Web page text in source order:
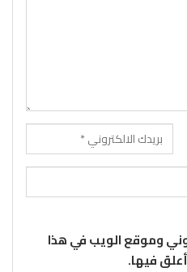
وموقع الويب في هذا
فيها.